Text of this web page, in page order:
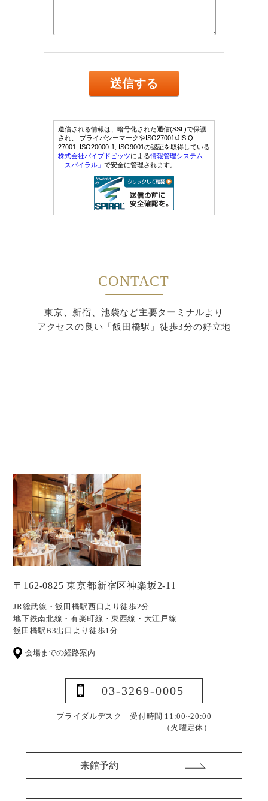
CONTACT
東京、新宿、池袋など主要ターミナルより
アクセスの良い「飯田橋駅」徒歩3分の好立地
〒162-0825 東京都新宿区神楽坂2-11
JR総武線・飯田橋駅西口より徒歩2分
地下鉄南北線・有楽町線・東西線・大江戸線
飯田橋駅B3出口より徒歩1分
会場までの経路案内
03-3269-0005
ブライダルデスク 受付時間 11:00~20:00
（火曜定休）
来館予約